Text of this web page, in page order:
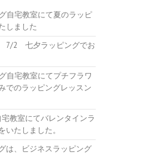
自宅教室にて夏のラッピ
しました
7/2 七夕ラッピングでお
自宅教室にてプチフラワ
でのラッピングレッスン
教室にてバレンタインラ
いたしました。
は、ビジネスラッピング